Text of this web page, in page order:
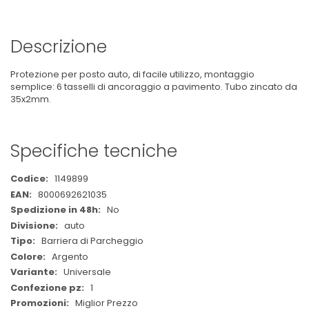
Descrizione
Protezione per posto auto, di facile utilizzo, montaggio
semplice: 6 tasselli di ancoraggio a pavimento. Tubo zincato da
35x2mm.
Specifiche tecniche
Maggiori
Informazioni
1149899
8000692621035
No
auto
Barriera di Parcheggio
Argento
Universale
1
Miglior Prezzo